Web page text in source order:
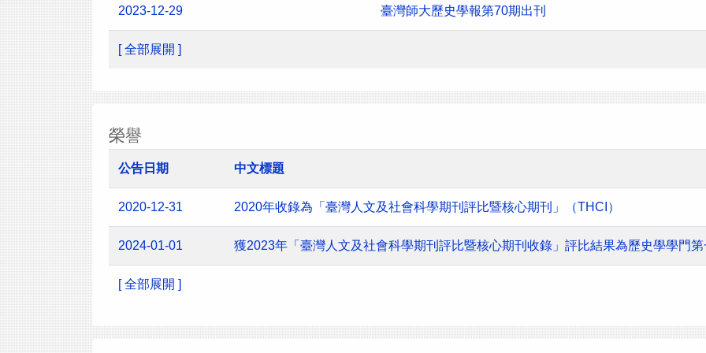
2023-12-29 臺灣師大歷史學報第70期出刊
[ 全部展開 ]
榮譽
公告日期 中文標題
2020-12-31 2020年收錄為「臺灣人文及社會科學期刊評比暨核心期刊」（THCI）
2024-01-01 獲2023年「臺灣人文及社會科學期刊評比暨核心期刊收錄」評比結果為歷史學學門
[ 全部展開 ]